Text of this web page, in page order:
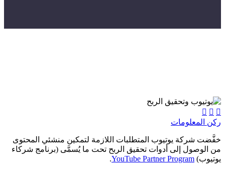
  
ركن المعلومات
خفَّضت شركة يوتيوب المتطلبات اللازمة لتمكين منشئي المحتوى
من الوصول إلى أدوات تحقيق الربح تحت ما يُسمَّى (برنامج شركاء
يوتيوب) YouTube Partner Program
.